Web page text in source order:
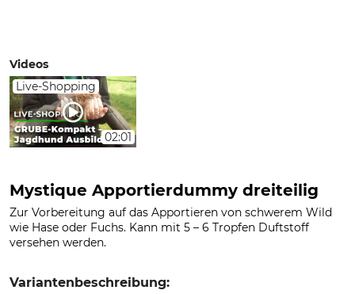
Videos
Live-Shopping
02:01
Mystique Apportierdummy dreiteilig
Zur Vorbereitung auf das Apportieren von schwerem Wild
wie Hase oder Fuchs. Kann mit 5 – 6 Tropfen Duftstoff
versehen werden.
Variantenbeschreibung: